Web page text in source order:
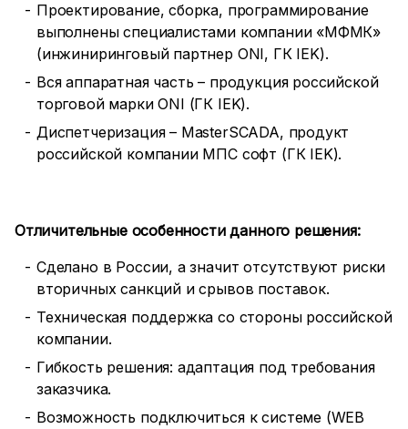
Проектирование, сборка, программирование
выполнены специалистами компании «МФМК»
(инжиниринговый партнер ONI, ГК IEK).
Вся аппаратная часть – продукция российской
торговой марки ONI (ГК IEK).
Диспетчеризация – MasterSCADA, продукт
российской компании МПС софт (ГК IEK).
Отличительные особенности данного решения:
Сделано в России, а значит отсутствуют риски
вторичных санкций и срывов поставок.
Техническая поддержка со стороны российской
компании.
Гибкость решения: адаптация под требования
заказчика.
Возможность подключиться к системе (WEB